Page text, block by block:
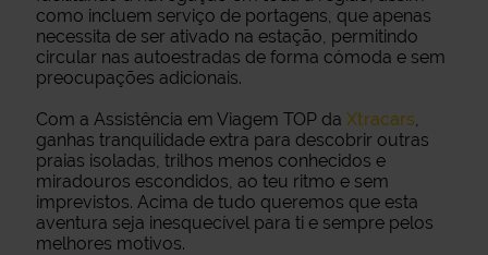
como incluem serviço de portagens, que apenas
necessita de ser ativado na estação, permitindo
circular nas autoestradas de forma cómoda e sem
preocupações adicionais.
Com a Assistência em Viagem TOP da Xtracars,
ganhas tranquilidade extra para descobrir outras
praias isoladas, trilhos menos conhecidos e
miradouros escondidos, ao teu ritmo e sem
imprevistos. Acima de tudo queremos que esta
aventura seja inesquecível para ti e sempre pelos
melhores motivos.